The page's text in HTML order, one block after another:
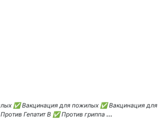
✅ Вакцинация для пожилых ✅ Вакцинация для
Гепатит B ✅ Против гриппа ...